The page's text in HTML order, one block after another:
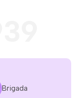
Brigada